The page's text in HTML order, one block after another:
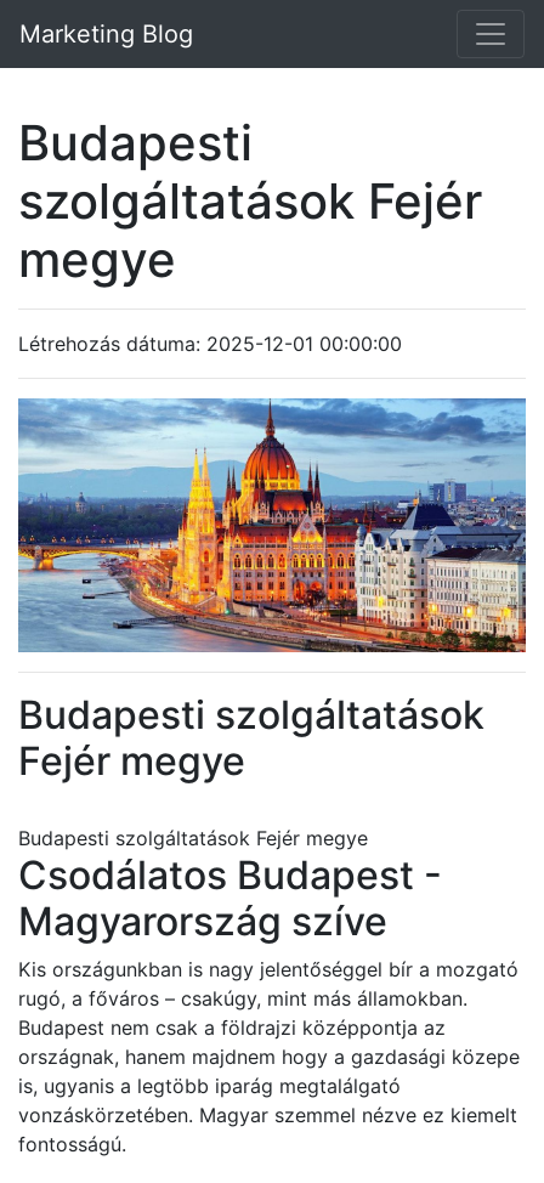
Marketing Blog
Budapesti
szolgáltatások Fejér
megye
Létrehozás dátuma: 2025-12-01 00:00:00
Budapesti szolgáltatások
Fejér megye
Budapesti szolgáltatások Fejér megye
Csodálatos Budapest -
Magyarország szíve
Kis országunkban is nagy jelentőséggel bír a mozgató
rugó, a főváros – csakúgy, mint más államokban.
Budapest nem csak a földrajzi középpontja az
országnak, hanem majdnem hogy a gazdasági közepe
is, ugyanis a legtöbb iparág megtalálgató
vonzáskörzetében. Magyar szemmel nézve ez kiemelt
fontosságú.